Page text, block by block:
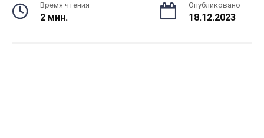
Время чтения
2 мин.
Опубликовано
18.12.2023